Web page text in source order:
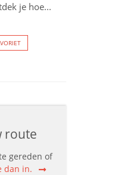
je hoe...
route
gereden of
dan in.